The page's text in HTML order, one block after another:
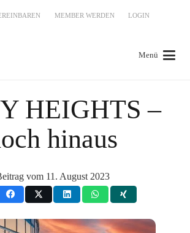
MEMBER WERDEN LOGIN
Menü
HEIGHTS –
hinaus
vom 11. August 2023